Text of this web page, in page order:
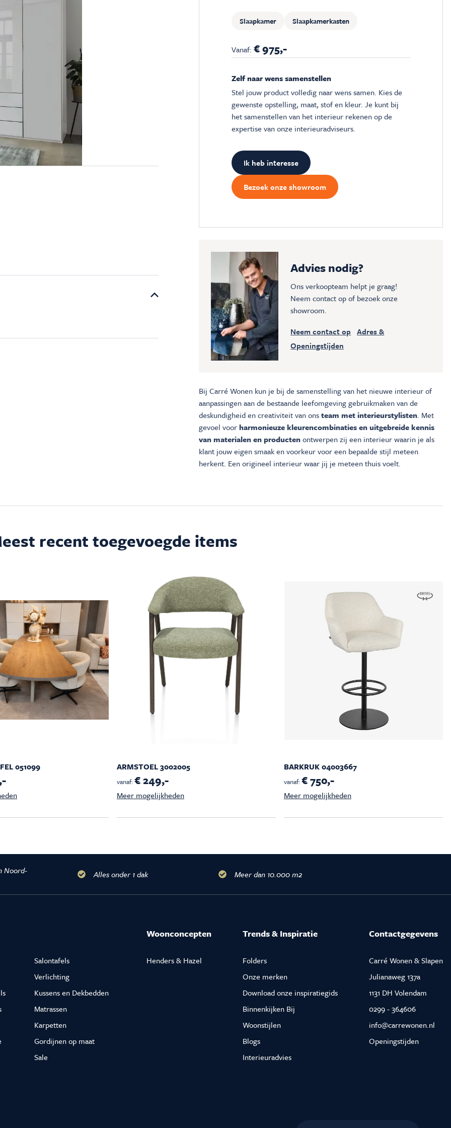
Slaapkamer Slaapkamerkasten
Vanaf:€ 975,-
Zelf naar wens samenstellen
Stel jouw product volledig naar wens samen. Kies de
gewenste opstelling, maat, stof en kleur. Je kunt bij
het samenstellen van het interieur rekenen op de
expertise van onze interieuradviseurs.
Ik heb interesse
Bezoek onze showroom
Advies nodig?
Ons verkoopteam helpt je graag!
Neem contact op of bezoek onze
showroom.
Neem contact op Adres &
Openingstijden
Bij Carré Wonen kun je bij de samenstelling van het nieuwe interieur of
aanpassingen aan de bestaande leefomgeving gebruikmaken van de
deskundigheid en creativiteit van onsteam met interieurstylisten. Met
gevoel voorharmonieuze kleurencombinaties en uitgebreide kennis
van materialen en productenontwerpen zij een interieur waarin je als
klant jouw eigen smaak en voorkeur voor een bepaalde stijl meteen
herkent. Een origineel interieur waar jij je meteen thuis voelt.
recent toegevoegde items
051099 ARMSTOEL 3002005
vanaf:€ 249,-
Meer mogelijkheden
BARKRUK 04003667
vanaf:€ 750,-
Meer mogelijkheden
Noord- Alles onder 1 dak Meer dan 10.000 m2
Salontafels
Verlichting
Kussens en Dekbedden
Matrassen
Karpetten
Gordijnen op maat
Sale
Woonconcepten
Henders & Hazel
Trends & Inspiratie
Folders
Onze merken
Download onze inspiratiegids
Binnenkijken Bij
Woonstijlen
Blogs
Interieuradvies
Contactgegevens
Carré Wonen & Slapen
Julianaweg 137a
1131 DH Volendam
0299 - 364606
info@carrewonen.nl
Openingstijden